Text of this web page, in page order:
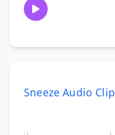
Sneeze Audio Clip